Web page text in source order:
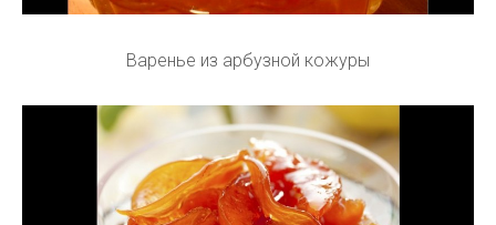
Варенье из арбузной кожуры